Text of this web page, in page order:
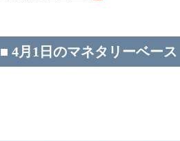
■ 4月1日のマネタリーベース